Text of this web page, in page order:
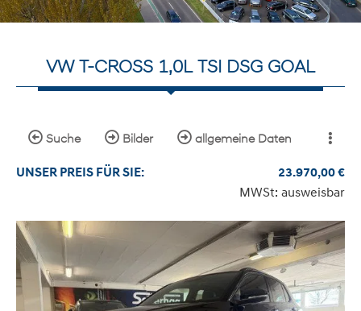
VW T-CROSS 1,0L TSI DSG GOAL
Suche Bilder allgemeine Daten
UNSER PREIS FÜR SIE: 23.970,00€
MWSt: ausweisbar